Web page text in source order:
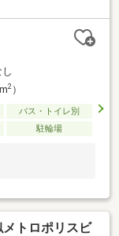
し
2）
バス・トイレ別
駐輪場
トロポリスビ